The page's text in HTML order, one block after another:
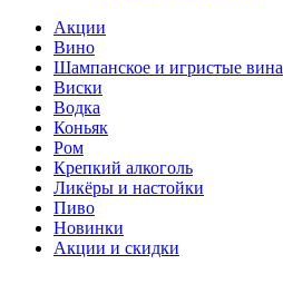
Акции
Вино
Шампанское и игристые вина
Виски
Водка
Коньяк
Ром
Крепкий алкоголь
Ликёры и настойки
Пиво
Новинки
Акции и скидки